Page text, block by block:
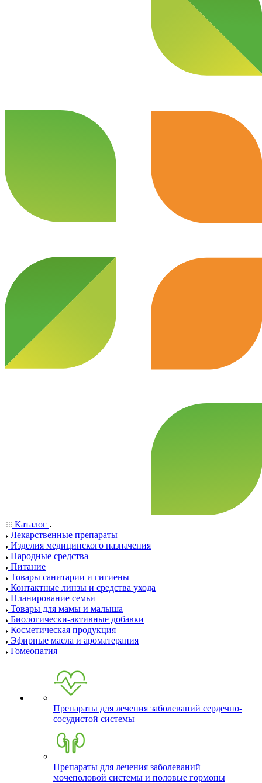
Каталог
Лекарственные препараты
Изделия медицинского назначения
Народные средства
Питание
Товары санитарии и гигиены
Контактные линзы и средства ухода
Планирование семьи
Товары для мамы и малыша
Биологически-активные добавки
Косметическая продукция
Эфирные масла и ароматерапия
Гомеопатия
Препараты для лечения заболеваний сердечно-
сосудистой системы
Препараты для лечения заболеваний
мочеполовой системы и половые гормоны